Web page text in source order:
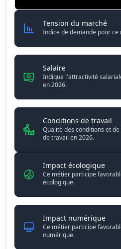
Tension du marché
Indice de demande pour ce
SalaireIngénieur /
Indique l'attractivité
en 2026.
Conditions de travail
Qualité des conditions et
de travail en 2026.
Impact écologique
Ce métier participe
écologique.
Impact numérique
Ce métier participe
numérique.